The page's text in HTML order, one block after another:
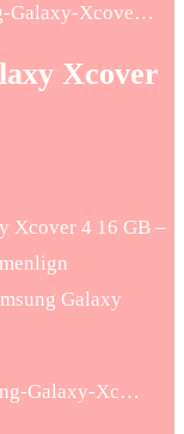
Galaxy-Xcove…
Xcover
Xcover 4 16 GB –
Galaxy
Galaxy-Xc…